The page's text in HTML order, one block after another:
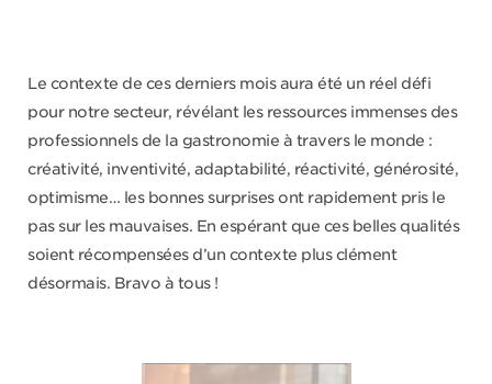
Le contexte de ces derniers mois aura été un réel défi
pour notre secteur, révélant les ressources immenses des
professionnels de la gastronomie à travers le monde :
créativité, inventivité, adaptabilité, réactivité, générosité,
optimisme… les bonnes surprises ont rapidement pris le
pas sur les mauvaises. En espérant que ces belles qualités
soient récompensées d’un contexte plus clément
désormais. Bravo à tous !